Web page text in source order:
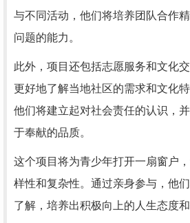
与不同活动，他们将培养团队合作
问题的能力。
此外，项目还包括志愿服务和文化
更好地了解当地社区的需求和文化
他们将建立起对社会责任的认识，
于奉献的品质。
这个项目将为青少年打开一扇窗户
样性和复杂性。通过亲身参与，他
了解，培养出积极向上的人生态度和